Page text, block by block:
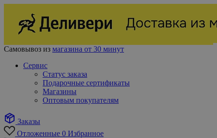
Самовывоз из магазина от 30 минут
Сервис
Статус заказа
Подарочные сертификаты
Магазины
Оптовым покупателям
Заказы
Отложенные 0 Избранное